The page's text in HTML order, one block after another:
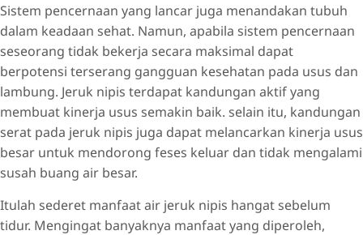
Sistem pencernaan yang lancar juga menandakan tubuh
dalam keadaan sehat. Namun, apabila sistem pencernaan
seseorang tidak bekerja secara maksimal dapat
berpotensi terserang gangguan kesehatan pada usus dan
lambung. Jeruk nipis terdapat kandungan aktif yang
membuat kinerja usus semakin baik. selain itu, kandungan
serat pada jeruk nipis juga dapat melancarkan kinerja usus
besar untuk mendorong feses keluar dan tidak mengalami
susah buang air besar.
Itulah sederet manfaat air jeruk nipis hangat sebelum
tidur. Mengingat banyaknya manfaat yang diperoleh,